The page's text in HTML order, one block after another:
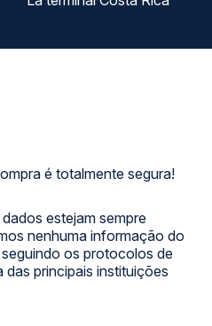
é totalmente segura!
estejam sempre
nenhuma informação do
os protocolos de
principais instituições